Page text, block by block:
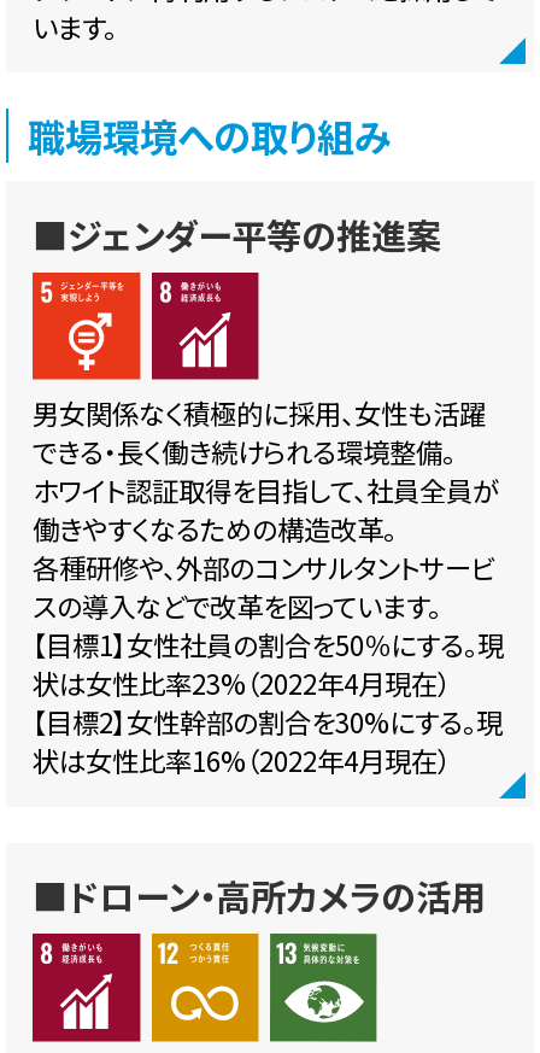
います。
職場環境への取り組み
■ジェンダー平等の推進案
男女関係なく積極的に採用、女性も活躍
できる・長く働き続けられる環境整備。
ホワイト認証取得を目指して、社員全員が
働きやすくなるための構造改革。
各種研修や、外部のコンサルタントサービ
スの導入などで改革を図っています。
【目標1】女性社員の割合を50％にする。現
状は女性比率23%（2022年4月現在）
【目標2】女性幹部の割合を30%にする。現
状は女性比率16%（2022年4月現在）
■ドローン・高所カメラの活用